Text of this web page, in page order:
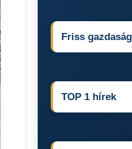
Friss
TOP 1 hírek